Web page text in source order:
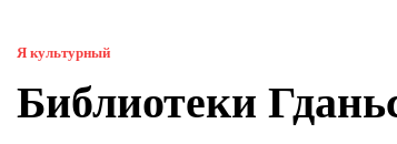
Я культурный
Библиотеки